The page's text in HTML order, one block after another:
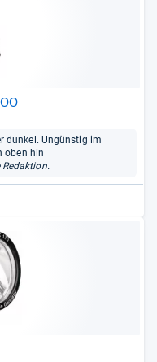
dunkel. Ungünstig im
oben hin